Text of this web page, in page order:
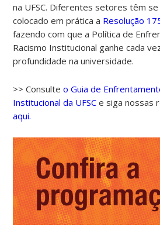
na UFSC. Diferentes setores têm
colocado em prática a Resolução
fazendo com que a Política de
Racismo Institucional ganhe cada
profundidade na universidade.
>> Consulteo Guia de
Institucional da UFSC e siga nossas
aqui.